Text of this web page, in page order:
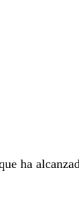
ha